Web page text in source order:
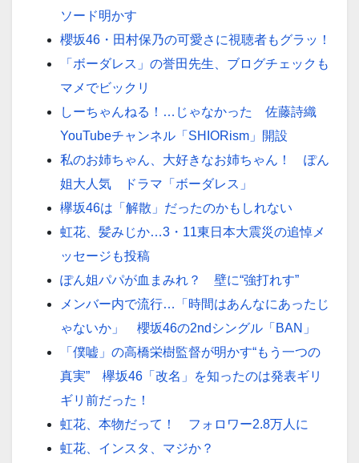
ソード明かす
櫻坂46・田村保乃の可愛さに視聴者もグラッ！
「ボーダレス」の誉田先生、ブログチェックも
マメでビックリ
しーちゃんねる！…じゃなかった 佐藤詩織
YouTubeチャンネル「SHIORism」開設
私のお姉ちゃん、大好きなお姉ちゃん！ ぽん
姐大人気 ドラマ「ボーダレス」
欅坂46は「解散」だったのかもしれない
虹花、髪みじか…3・11東日本大震災の追悼メ
ッセージも投稿
ぽん姐パパが血まみれ？ 壁に“強打れす”
メンバー内で流行…「時間はあんなにあったじ
ゃないか」 櫻坂46の2ndシングル「BAN」
「僕嘘」の高橋栄樹監督が明かす“もう一つの
真実” 欅坂46「改名」を知ったのは発表ギリ
ギリ前だった！
虹花、本物だって！ フォロワー2.8万人に
虹花、インスタ、マジか？